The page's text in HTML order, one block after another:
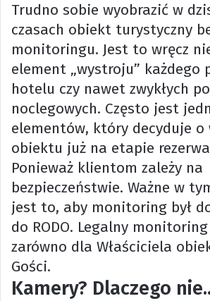
Trudno sobie wyobrazić w
czasach obiekt turystyczny
monitoringu. Jest to wręcz
element „wystroju” każdego
hotelu czy nawet zwykłych
noclegowych. Często jest
elementów, który decyduje o
obiektu już na etapie
Ponieważ klientom zależy na
bezpieczeństwie. Ważne w
jest to, aby monitoring był
do RODO. Legalny
zarówno dla Właściciela
Gości.
Kamery? Dlaczego